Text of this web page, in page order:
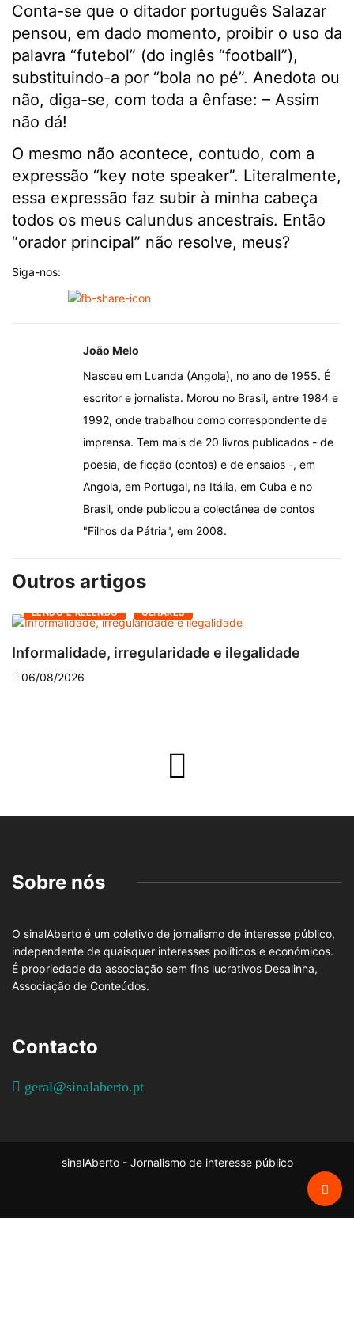
Conta-se que o ditador português Salazar
pensou, em dado momento, proibir o uso da
palavra “futebol” (do inglês “football”),
substituindo-a por “bola no pé”. Anedota ou
não, diga-se, com toda a ênfase: – Assim
não dá!
O mesmo não acontece, contudo, com a
expressão “key note speaker”. Literalmente,
essa expressão faz subir à minha cabeça
todos os meus calundus ancestrais. Então
“orador principal” não resolve, meus?
Siga-nos:
João Melo
Nasceu em Luanda (Angola), no ano de 1955. É
escritor e jornalista. Morou no Brasil, entre 1984 e
1992, onde trabalhou como correspondente de
imprensa. Tem mais de 20 livros publicados - de
poesia, de ficção (contos) e de ensaios -, em
Angola, em Portugal, na Itália, em Cuba e no
Brasil, onde publicou a colectânea de contos
"Filhos da Pátria", em 2008.
Outros artigos
LENDO E RELENDO OLHARES
Informalidade, irregularidade e ilegalidade
06/08/2026
Sobre nós
O sinalAberto é um coletivo de jornalismo de interesse público,
independente de quaisquer interesses políticos e económicos.
É propriedade da associação sem fins lucrativos Desalinha,
Associação de Conteúdos.
Contacto
geral@sinalaberto.pt
sinalAberto - Jornalismo de interesse público